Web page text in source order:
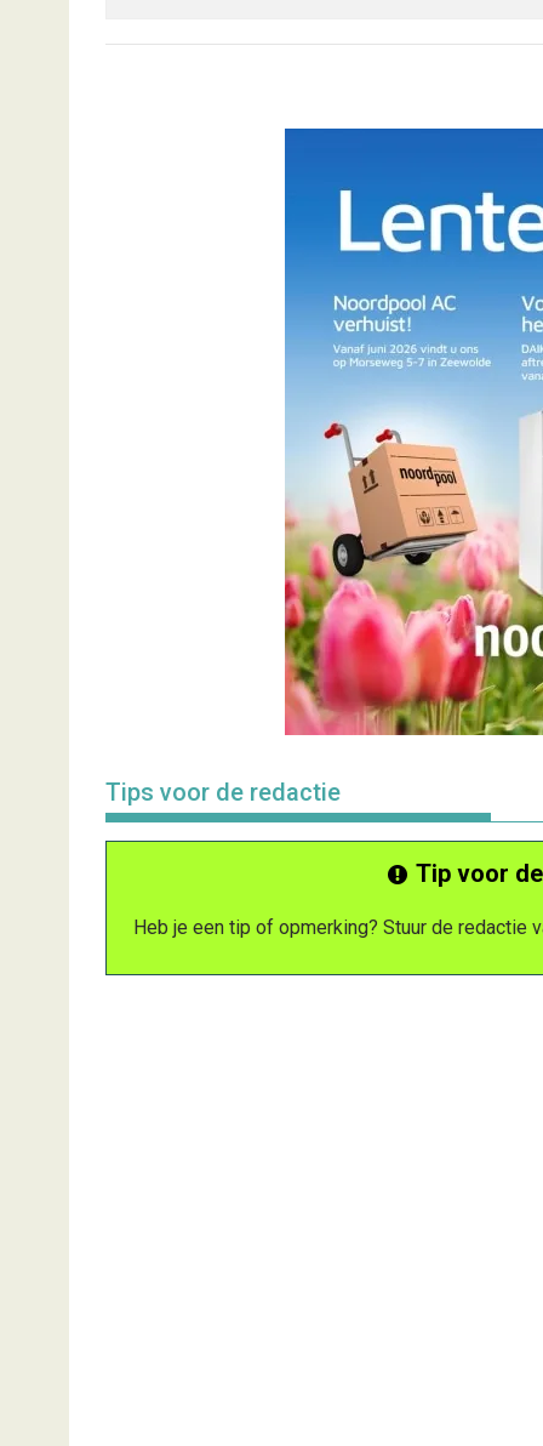
Tips voor de redactie
Tip voor
Heb je een tip of opmerking? Stuur de redactie